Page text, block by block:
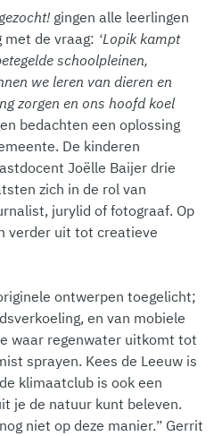
gingen alle leerlingen
met de vraag: ‘Lopik kampt
schoolpleinen,
we leren van dieren en
zorgen en ons hoofd koel
bedachten een oplossing
De kinderen
Joëlle Baijer drie
zich in de rol van
jurylid of fotograaf. Op
verder uit tot creatieve
ontwerpen toegelicht;
en van mobiele
waar regenwater uitkomt tot
sprayen. Kees de Leeuw is
klimaatclub is ook een
je de natuur kunt beleven.
niet op deze manier.” Gerrit